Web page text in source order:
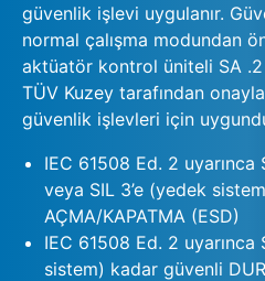
güvenlik işlevi uygulanır.
normal çalışma modundan
aktüatör kontrol üniteli SA
TÜV Kuzey tarafından
güvenlik işlevleri için
IEC 61508 Ed. 2
veya SIL 3’e (yedek
AÇMA/KAPATMA (ESD)
IEC 61508 Ed. 2 uyarınca
sistem) kadar güvenli